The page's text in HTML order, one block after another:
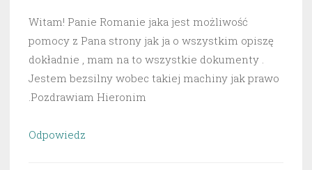
Witam! Panie Romanie jaka jest możliwość
pomocy z Pana strony jak ja o wszystkim opiszę
dokładnie , mam na to wszystkie dokumenty .
Jestem bezsilny wobec takiej machiny jak prawo
.Pozdrawiam Hieronim
Odpowiedz